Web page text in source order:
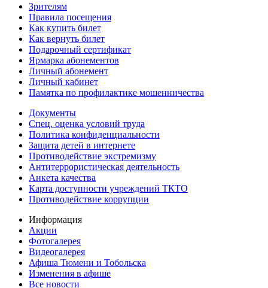
Зрителям
Правила посещения
Как купить билет
Как вернуть билет
Подарочный сертификат
Ярмарка абонементов
Личный абонемент
Личный кабинет
Памятка по профилактике мошенничества
Документы
Спец. оценка условий труда
Политика конфиденциальности
Защита детей в интернете
Противодействие экстремизму
Антитеррористическая деятельность
Анкета качества
Карта доступности учреждений ТКТО
Противодействие коррупции
Информация
Акции
Фотогалерея
Видеогалерея
Афиша Тюмени и Тобольска
Изменения в афише
Все новости